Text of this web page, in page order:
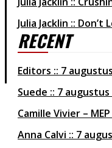
Julia Jacklin :: Don’t
RECENT
Editors 7
Suede
7 augustus
Camille Vivier –
Anna Calvi
7